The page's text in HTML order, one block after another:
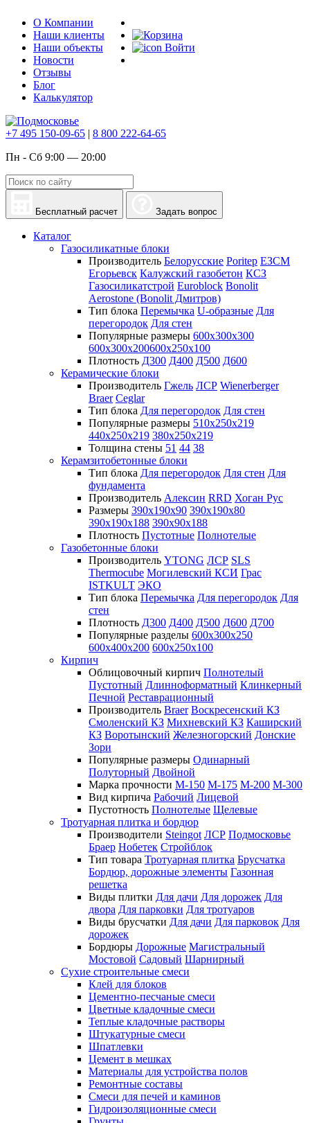
О Компании
Наши клиенты
Наши объекты
Новости
Отзывы
Блог
Калькулятор
Войти
+7 495 150-09-65 | 8 800 222-64-65
Пн - Сб 9:00 — 20:00
Бесплатный расчет Задать вопрос
Каталог
Газосиликатные блоки
Производитель Белорусские Poritep ЕЗСМ
Егорьевск Калужский газобетон КСЗ
Газосиликатстрой Euroblock Bonolit
Aerostone (Bonolit Дмитров)
Тип блока Перемычка U-образные Для
перегородок Для стен
Популярные размеры 600х300х300
600х300х200600х250х100
Плотность Д300 Д400 Д500 Д600
Керамические блоки
Производитель Гжель ЛСР Wienerberger
Braer Ceglar
Тип блока Для перегородок Для стен
Популярные размеры 510х250х219
440х250х219 380х250х219
Толщина стены 51 44 38
Керамзитобетонные блоки
Тип блока Для перегородок Для стен Для
фундамента
Производитель Алексин RRD Хоган Рус
Размеры 390х190х90 390х190х80
390х190х188 390х90х188
Плотность Пустотные Полнотелые
Газобетонные блоки
Производитель YTONG ЛСР SLS
Thermocube Могилевский КСИ Грас
ISTKULT ЭКО
Тип блока Перемычка Для перегородок Для
стен
Плотность Д300 Д400 Д500 Д600 Д700
Популярные разделы 600х300х250
600х400х200 600х250х100
Кирпич
Облицовочный кирпич Полнотелый
Пустотный Длинноформатный Клинкерный
Печной Реставрационный
Производитель Braer Воскресенский КЗ
Смоленский КЗ Михневский КЗ Каширский
КЗ Воротынский Железногорский Донские
Зори
Популярные размеры Одинарный
Полуторный Двойной
Марка прочности М-150 М-175 М-200 М-300
Вид кирпича Рабочий Лицевой
Пустотность Полнотелые Щелевые
Тротуарная плитка и бордюр
Производители Steingot ЛСР Подмосковье
Браер Нобетек Стройблок
Тип товара Тротуарная плитка Брусчатка
Бордюр, дорожные элементы Газонная
решетка
Виды плитки Для дачи Для дорожек Для
двора Для парковки Для тротуаров
Виды брусчатки Для дачи Для парковок Для
дорожек
Бордюры Дорожные Магистральный
Мостовой Садовый Шарнирный
Сухие строительные смеси
Клей для блоков
Цементно-песчаные смеси
Цветные кладочные смеси
Теплые кладочные растворы
Штукатурные смеси
Шпатлевки
Цемент в мешках
Материалы для устройства полов
Ремонтные составы
Смеси для печей и каминов
Гидроизоляционные смеси